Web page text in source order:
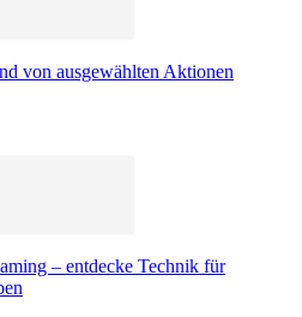
von ausgewählten Aktionen
– entdecke Technik für